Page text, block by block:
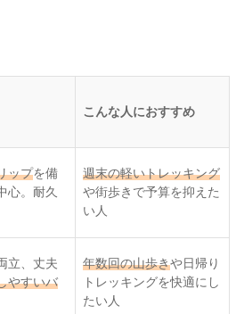
こんな人におすすめ
ップを備
心。耐久
週末の軽いトレッキング
や街歩きで予算を抑えた
い人
立、丈夫
やすいバ
年数回の山歩きや日帰り
トレッキングを快適にし
たい人